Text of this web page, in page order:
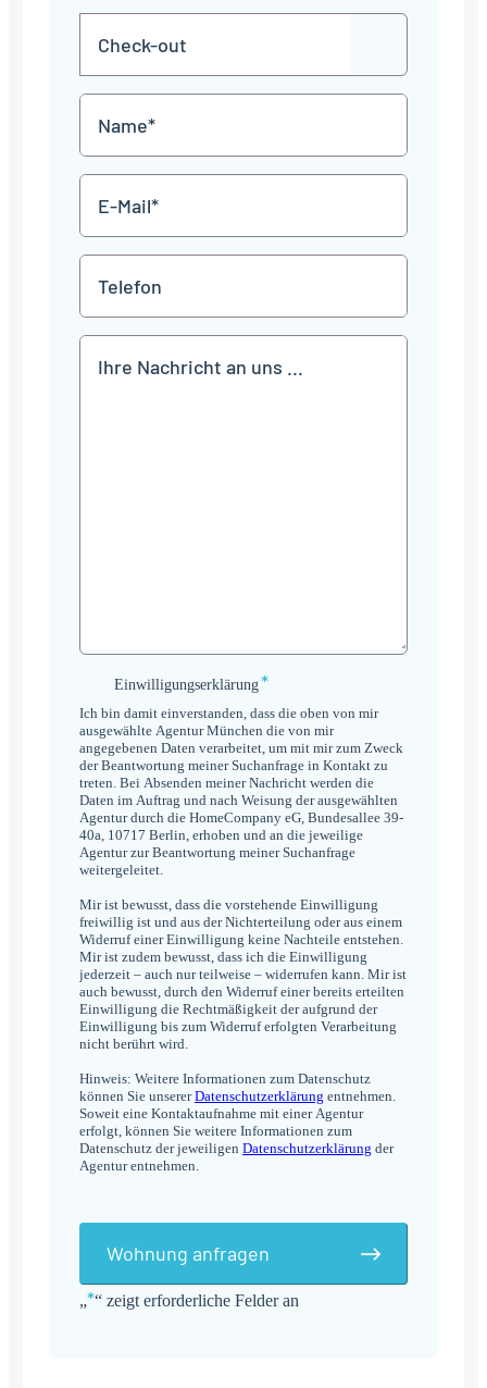
„*“ zeigt erforderliche Felder an
MM
JJJJ
TT
Punkt
MM
JJJJ
Mail
*
Einwilligungserklärung
Einwilligungserklärung*
Ich bin damit einverstanden, dass die oben von mir
ausgewählte Agentur München die von mir
angegebenen Daten verarbeitet, um mit mir zum Zweck
der Beantwortung meiner Suchanfrage in Kontakt zu
treten. Bei Absenden meiner Nachricht werden die
Daten im Auftrag und nach Weisung der ausgewählten
Agentur durch die HomeCompany eG, Bundesallee 39-
40a, 10717 Berlin, erhoben und an die jeweilige
Agentur zur Beantwortung meiner Suchanfrage
weitergeleitet.
Mir ist bewusst, dass die vorstehende Einwilligung
freiwillig ist und aus der Nichterteilung oder aus einem
Widerruf einer Einwilligung keine Nachteile entstehen.
Mir ist zudem bewusst, dass ich die Einwilligung
jederzeit – auch nur teilweise – widerrufen kann. Mir ist
auch bewusst, durch den Widerruf einer bereits erteilten
Einwilligung die Rechtmäßigkeit der aufgrund der
Einwilligung bis zum Widerruf erfolgten Verarbeitung
nicht berührt wird.
Hinweis: Weitere Informationen zum Datenschutz
können Sie unsererDatenschutzerklärung entnehmen.
Soweit eine Kontaktaufnahme mit einer Agentur
erfolgt, können Sie weitere Informationen zum
Datenschutz der jeweiligen Datenschutzerklärung der
Agentur entnehmen.
Wohnung anfragen